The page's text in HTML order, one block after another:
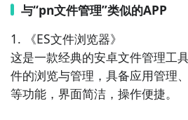
与“pn文件管理”类似的APP
1. 《ES文件浏览器》
这是一款经典的安卓文件管理工
件的浏览与管理，具备应用管理
等功能，界面简洁，操作便捷。